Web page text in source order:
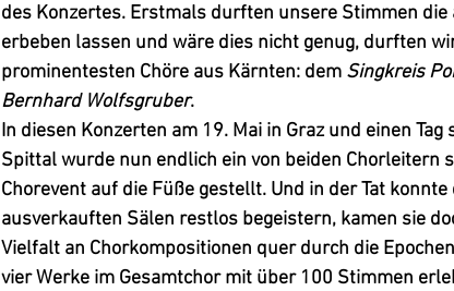
des Konzertes. Erstmals durften unsere Stimmen
erbeben lassen und wäre dies nicht genug, durften
prominentesten Chöre aus Kärnten: dem Singkreis
Bernhard Wolfsgruber.
In diesen Konzerten am 19. Mai in Graz und einen
Spittal wurde nun endlich ein von beiden Chorleitern
Chorevent auf die Füße gestellt. Und in der Tat
ausverkauften Sälen restlos begeistern, kamen sie
Vielfalt an Chorkompositionen quer durch die
vier Werke im Gesamtchor mit über 100 Stimmen